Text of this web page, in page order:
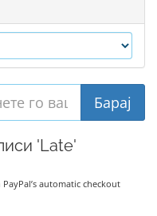
'Late'
automatic checkout